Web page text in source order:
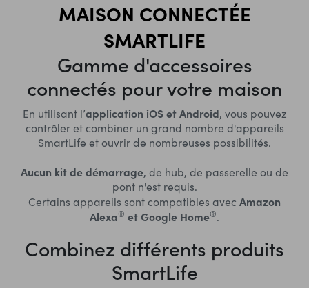
MAISON CONNECTÉE
SMARTLIFE
Gamme d'accessoires
connectés pour votre maison
En utilisant l’application iOS et Android, vous pouvez
contrôler et combiner un grand nombre d'appareils
SmartLife et ouvrir de nombreuses possibilités.
Aucun kit de démarrage, de hub, de passerelle ou de
pont n'est requis.
Certains appareils sont compatibles avec Amazon
Alexa® et Google Home®.
Combinez différents produits
SmartLife